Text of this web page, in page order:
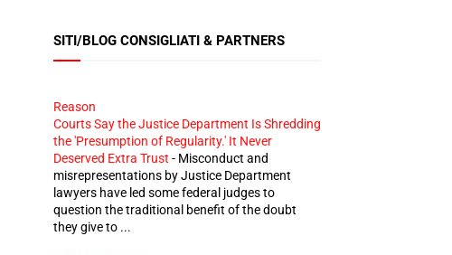
SITI/BLOG CONSIGLIATI & PARTNERS
Reason
Courts Say the Justice Department Is Shredding
the 'Presumption of Regularity.' It Never
Deserved Extra Trust - Misconduct and
misrepresentations by Justice Department
lawyers have led some federal judges to
question the traditional benefit of the doubt
they give to ...